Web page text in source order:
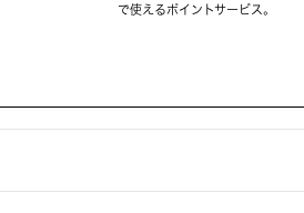
で使えるポイントサービス。